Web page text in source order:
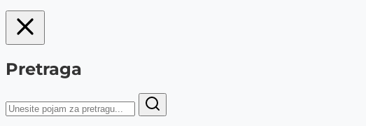
Pretraga